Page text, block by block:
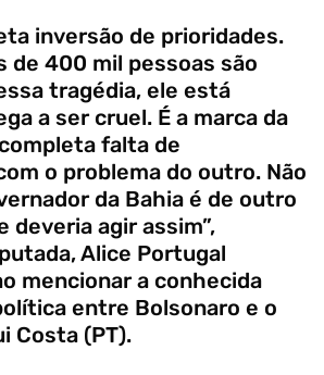
inversão de prioridades.
de 400 mil pessoas são
tragédia, ele está
a ser cruel. É a marca da
falta de
o problema do outro. Não
da Bahia é de outro
deveria agir assim”,
Alice Portugal
mencionar a conhecida
entre Bolsonaro e o
Costa (PT).